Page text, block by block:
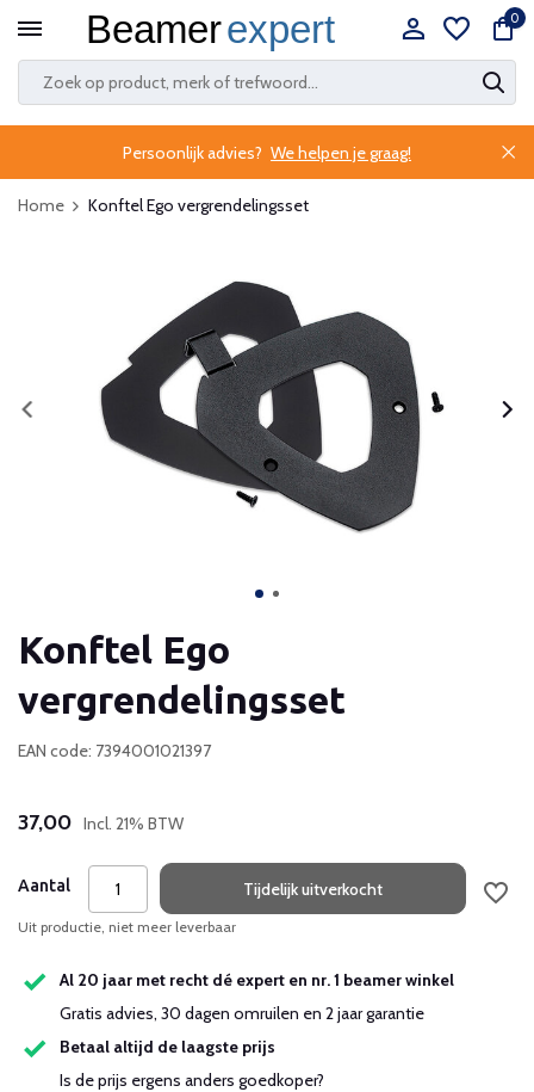
0
Persoonlijk advies? We helpen je graag!
Home Konftel Ego vergrendelingsset
Konftel Ego
vergrendelingsset
EAN code: 7394001021397
37,00 Incl. 21% BTW
Aantal Tijdelijk uitverkocht
Uit productie, niet meer leverbaar
Al 20 jaar met recht dé expert en nr. 1 beamer winkel
Gratis advies, 30 dagen omruilen en 2 jaar garantie
Betaal altijd de laagste prijs
Is de prijs ergens anders goedkoper?